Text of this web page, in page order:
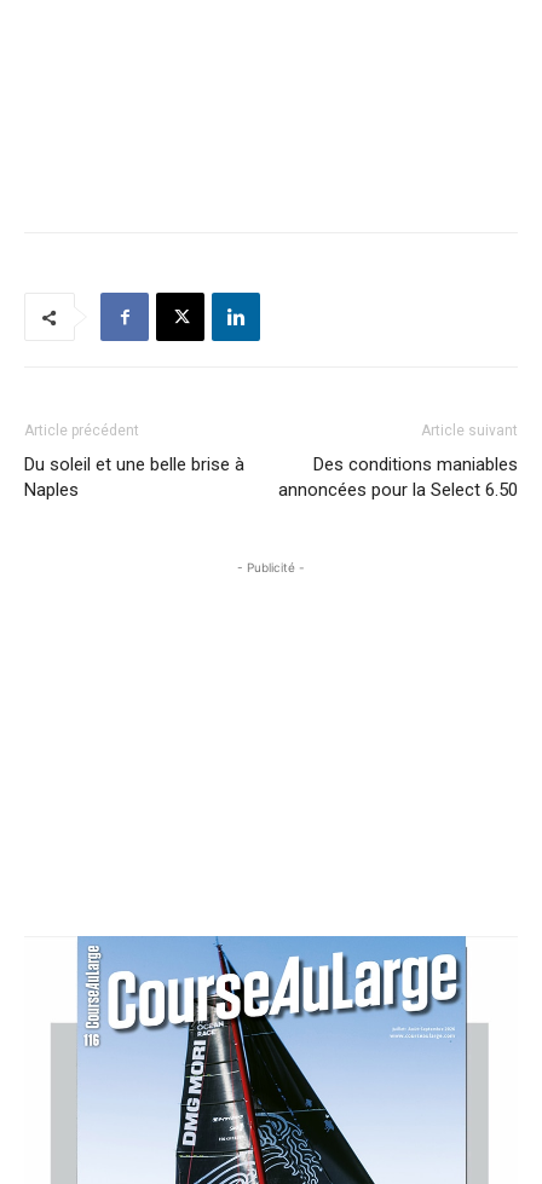
Article précédent
Du soleil et une belle brise à
Naples
Article suivant
Des conditions maniables
annoncées pour la Select 6.50
- Publicité -